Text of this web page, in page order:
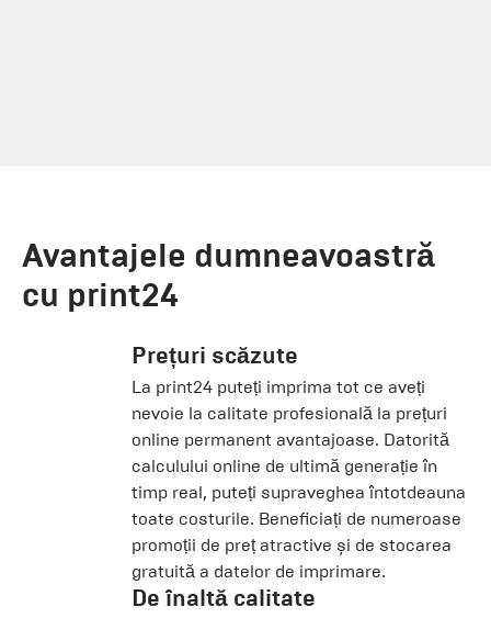
Avantajele dumneavoastră
cu print24
Prețuri scăzute
La print24 puteți imprima tot ce aveți
nevoie la calitate profesională la prețuri
online permanent avantajoase. Datorită
calculului online de ultimă generație în
timp real, puteți supraveghea întotdeauna
toate costurile. Beneficiați de numeroase
promoții de preț atractive și de stocarea
gratuită a datelor de imprimare.
De înaltă calitate